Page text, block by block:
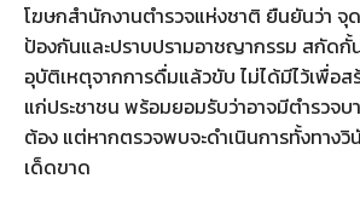
โฆษกสำนักงานตำรวจแห่งชาติ ยืนยันว่า จุ
ป้องกันและปราบปรามอาชญากรรม สกัดกั้
อุบัติเหตุจากการดื่มแล้วขับ ไม่ได้มีไว้เพื่อส
แก่ประชาชน พร้อมยอมรับว่าอาจมีตำรวจ
ต้อง แต่หากตรวจพบจะดำเนินการทั้งทาง
เด็ดขาด